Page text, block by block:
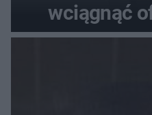
wciągnąć